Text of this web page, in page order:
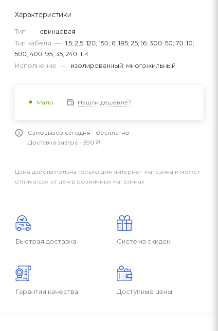
Характеристики
Тип — свинцовая
Тип кабеля — 1,5; 2,5; 120; 150; 6; 185; 25; 16; 300; 50; 70; 10;
500; 400; 95; 35; 240; 1; 4
Исполнение — изолированный; многожильный
Мало Нашли дешевле?
Самовывоз сегодня - бесплатно
Доставка завтра - 390 ₽
Цена действительна только для интернет-магазина и может
отличаться от цен в розничных магазинах
Быстрая доставка Система скидок
Гарантия качества Доступные цены